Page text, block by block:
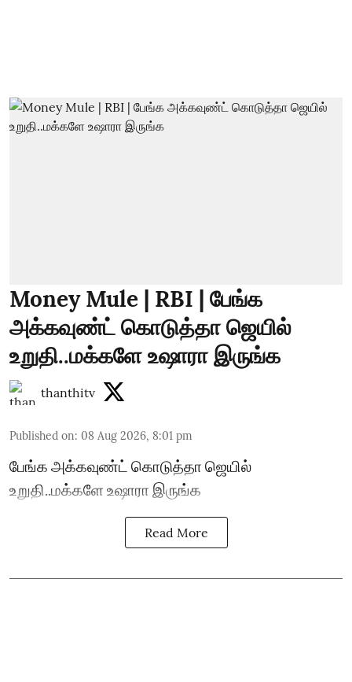
Money Mule | RBI | பேங்க
அக்கவுண்ட் கொடுத்தா ஜெயில்
உறுதி..மக்களே உஷாரா இருங்க
thanthitv
Published on: 08 Aug 2026, 8:01 pm
பேங்க அக்கவுண்ட் கொடுத்தா ஜெயில்
உறுதி..மக்களே உஷாரா இருங்க
Read More